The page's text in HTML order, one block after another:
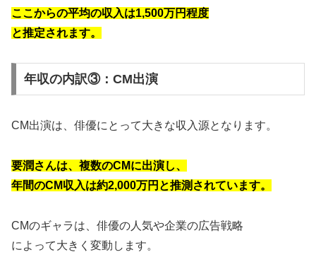
ここからの平均の収入は1,500万円程度
と推定されます。
年収の内訳③：CM出演
CM出演は、俳優にとって大きな収入源となります。
要潤さんは、複数のCMに出演し、
年間のCM収入は約2,000万円と推測されています。
CMのギャラは、俳優の人気や企業の広告戦略
によって大きく変動します。